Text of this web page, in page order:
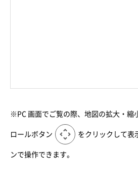
※PC 画面でご覧の際、地図の拡大・縮
ロールボタン をクリックして表
ンで操作できます。